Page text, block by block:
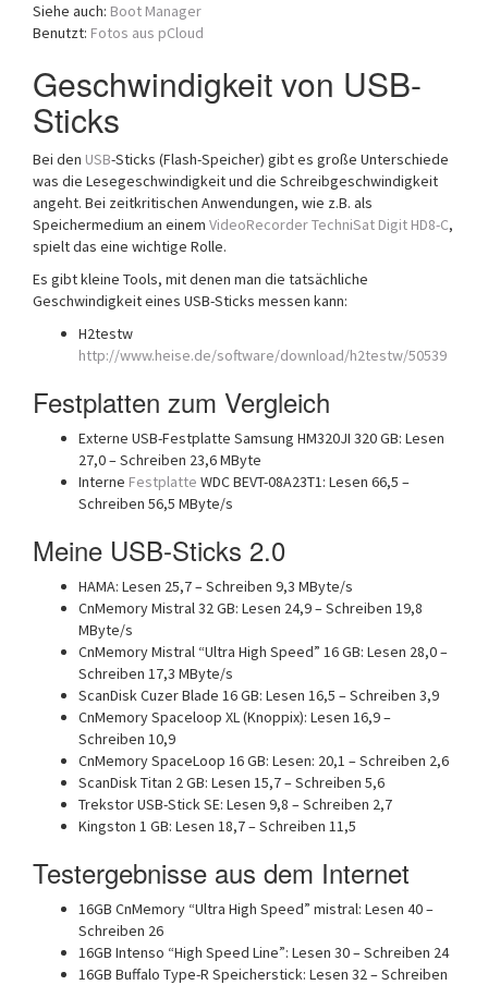
Siehe auch: Boot Manager
Benutzt: Fotos aus pCloud
Geschwindigkeit von USB-
Sticks
Bei den USB-Sticks (Flash-Speicher) gibt es große Unterschiede
was die Lesegeschwindigkeit und die Schreibgeschwindigkeit
angeht. Bei zeitkritischen Anwendungen, wie z.B. als
Speichermedium an einem VideoRecorderTechniSat Digit HD8-C,
spielt das eine wichtige Rolle.
Es gibt kleine Tools, mit denen man die tatsächliche
Geschwindigkeit eines USB-Sticks messen kann:
H2testw
http://www.heise.de/software/download/h2testw/50539
Festplatten zum Vergleich
Externe USB-Festplatte Samsung HM320JI 320 GB: Lesen
27,0 – Schreiben 23,6 MByte
Interne Festplatte WDC BEVT-08A23T1: Lesen 66,5 –
Schreiben 56,5 MByte/s
Meine USB-Sticks 2.0
HAMA: Lesen 25,7 – Schreiben 9,3 MByte/s
CnMemory Mistral 32 GB: Lesen 24,9 – Schreiben 19,8
MByte/s
CnMemory Mistral “Ultra High Speed” 16 GB: Lesen 28,0 –
Schreiben 17,3 MByte/s
ScanDisk Cuzer Blade 16 GB: Lesen 16,5 – Schreiben 3,9
CnMemory Spaceloop XL (Knoppix): Lesen 16,9 –
Schreiben 10,9
CnMemory SpaceLoop 16 GB: Lesen: 20,1 – Schreiben 2,6
ScanDisk Titan 2 GB: Lesen 15,7 – Schreiben 5,6
Trekstor USB-Stick SE: Lesen 9,8 – Schreiben 2,7
Kingston 1 GB: Lesen 18,7 – Schreiben 11,5
Testergebnisse aus dem Internet
16GB CnMemory “Ultra High Speed” mistral: Lesen 40 –
Schreiben 26
16GB Intenso “High Speed Line”: Lesen 30 – Schreiben 24
16GB Buffalo Type-R Speicherstick: Lesen 32 – Schreiben